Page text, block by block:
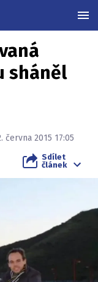
sháněl
června 2015 17:05
Sdílet
článek